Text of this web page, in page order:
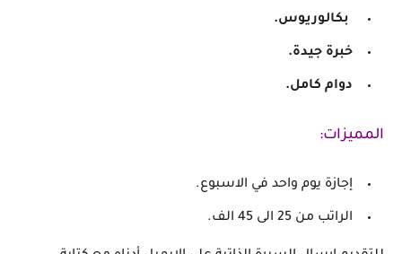
بكالوريوس.
خبرة جيدة.
دوام كامل.
المميزات:
إجازة يوم واحد في الاسبوع.
الراتب من 25 الى 45 الف.